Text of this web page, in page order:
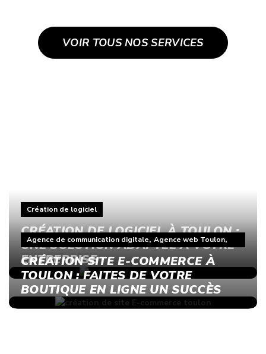
VOIR TOUS NOS SERVICES
Création de logiciel
CRÉATION DE LOGICIEL À TOULON :
UNE SOLUTION ADAPTÉE À VOTRE
ENTREPRISE
Agence de communication digitale, Agence web Toulon,
E-commerce
CRÉATION SITE E-COMMERCE À
TOULON : FAITES DE VOTRE
BOUTIQUE EN LIGNE UN SUCCÈS